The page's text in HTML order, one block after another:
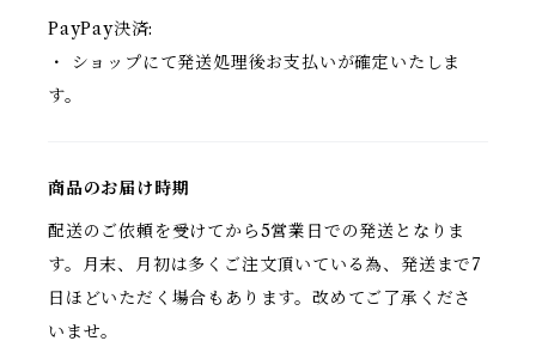
PayPay決済:
・ ショップにて発送処理後お支払いが確定いたしま
す。
商品のお届け時期
配送のご依頼を受けてから5営業日での発送となりま
す。月末、月初は多くご注文頂いている為、発送まで7
日ほどいただく場合もあります。改めてご了承くださ
いませ。